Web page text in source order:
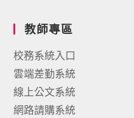
教師專區
校務系統入口
雲端差勤系統
線上公文系統
網路請購系統